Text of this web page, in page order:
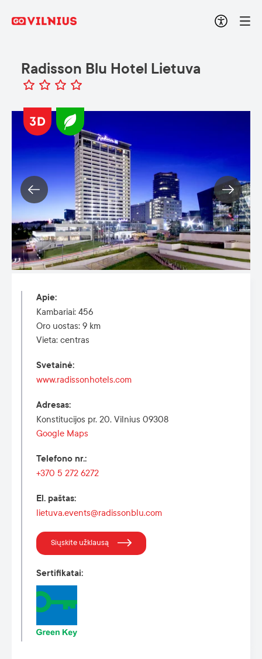
Radisson Blu Hotel Lietuva
Apie:
Kambariai: 456
Oro uostas: 9 km
Vieta: centras
Svetainė:
www.radissonhotels.com
Adresas:
Konstitucijos pr. 20, Vilnius 09308
Google Maps
Telefono nr.:
+370 5 272 6272
El. paštas:
lietuva.events@radissonblu.com
Siųskite užklausą
Sertifikatai: